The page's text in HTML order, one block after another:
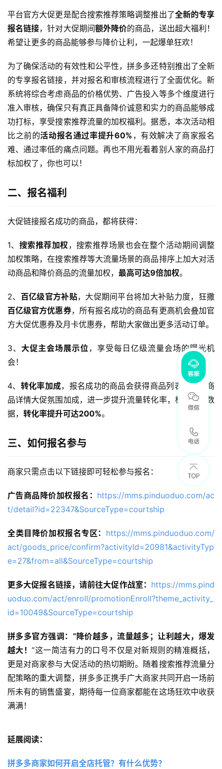
平台官方大促更是配合搜索推荐策略调整推出了全新的专享
报名链接，针对大促期间额外降价的商品，送出超大福利！
希望让更多的商品能够参与降价让利，一起爆单狂欢！
为了确保活动的有效性和公平性，拼多多还特别推出了全新
的专享报名链接，并对报名和审核流程进行了全面优化。新
系统将综合考虑商品的价格优势、广告投入等多个维度进行
准入审核，确保只有真正具备降价诚意和实力的商品能够成
功打标，享受搜索推荐流量的加权福利。据悉，本次活动相
比之前的活动报名通过率提升60% ，有效解决了商家报名
难、通过率低的痛点问题。再也不用光看着别人家的商品打
标加权了，你也可以！
二、报名福利
大促链接报名成功的商品，都将获得：
1、 搜索推荐加权 ，搜索推荐场景也会在整个活动期间调整
加权策略，在搜索推荐等大流量场景的商品排序上加大对活
动商品和降价商品的流量加权， 最高可达9倍加权。
2、 百亿级官方补贴，大促期间平台将加大补贴力度，狂撒
百亿级官方优惠券，所有报名成功的商品有更高机会叠加官
方大促优惠券及月卡优惠券，帮助大家做出更多活动订单。
3、 大促主会场展示位，享受每日亿级流量会场的曝光机
会！
4、 转化率加成，报名成功的商品会获得商品列表打标和商
品详情大促氛围加成，进一步提升流量转化率，根据历史数
据， 转化率提升可达200%。
三、如何报名参与
商家只需点击以下链接即可轻松参与报名：
广告商品降价加权报名： https://mms.pinduoduo.com/ac
t/detail?id=22347&SourceType=courtship
全类目降价加权报名专区： https://mms.pinduoduo.com/
act/goods_price/confirm?activityId=20981&activityTyp
e=27&from=all&SourceType=courtship
更多大促报名链接，请前往大促作战室： https://mms.pind
uoduo.com/act/enroll/promotionEnroll?theme_activity_
id=10049&SourceType=courtship
拼多多官方强调：“降价越多，流量越多；让利越大，爆发
越大！”这一简洁有力的口号不仅是对新规则的精准概括，
更是对商家参与大促活动的热切期盼。随着搜索推荐流量分
配策略的重大调整，拼多多正携手广大商家共同开启一场前
所未有的销售盛宴，期待每一位商家都能在这场狂欢中收获
满满！
延展阅读：
拼多多商家如何开启全店托管？有什么优势？